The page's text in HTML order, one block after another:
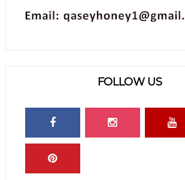
FOLLOW US